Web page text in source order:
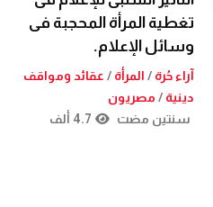
تغطية المرأة المحجبة فى
وسائل الإعلام.
آراء حُرة / المرأة / عقائد ومواقف
دينية / مصريون
سنتين مضت
4.7 ألف